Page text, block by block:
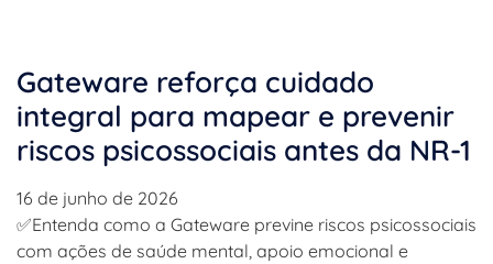
Gateware reforça cuidado
integral para mapear e prevenir
riscos psicossociais antes da NR-1
16 de junho de 2026
✅Entenda como a Gateware previne riscos psicossociais
com ações de saúde mental, apoio emocional e